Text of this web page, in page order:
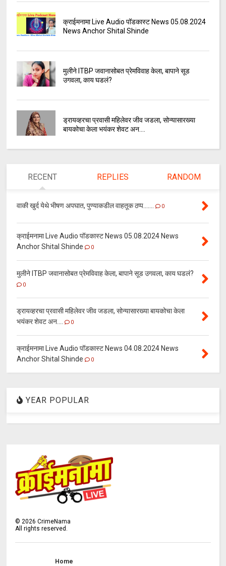
क्राईमनामा Live Audio पॉडकास्ट News 05.08.2024
News Anchor Shital Shinde
मुलीने ITBP जवानासोबत प्रेमविवाह केला, बापाने सूड
उगवला, काय घडलं?
ड्रायव्हरचा प्रवासी महिलेवर जीव जडला, सोन्यासारख्या
बायकोचा केला भयंकर शेवट अन....
RECENT REPLIES RANDOM
वाकी खुर्द येथे भीषण अपघात, पुण्याकडील वाहतूक ठप्प....... 0
क्राईमनामा Live Audio पॉडकास्ट News 05.08.2024 News
Anchor Shital Shinde
0
मुलीने ITBP जवानासोबत प्रेमविवाह केला, बापाने सूड उगवला, काय घडलं?
0
ड्रायव्हरचा प्रवासी महिलेवर जीव जडला, सोन्यासारख्या बायकोचा केला
भयंकर शेवट अन....
0
क्राईमनामा Live Audio पॉडकास्ट News 04.08.2024 News
Anchor Shital Shinde
0
YEAR POPULAR
©2026 CrimeNama
All rights reserved.
Home